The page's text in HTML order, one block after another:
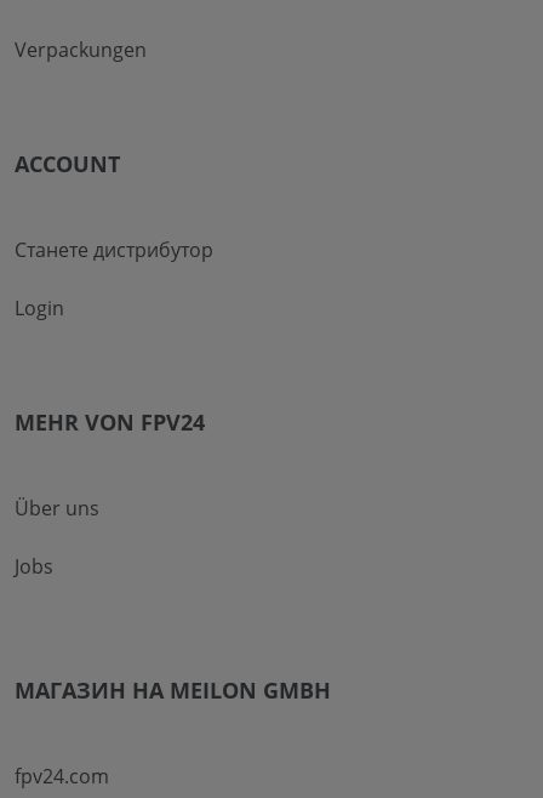
Verpackungen
ACCOUNT
Станете дистрибутор
Login
MEHR VON FPV24
Über uns
Jobs
МАГАЗИН НА MEILON GMBH
fpv24.com